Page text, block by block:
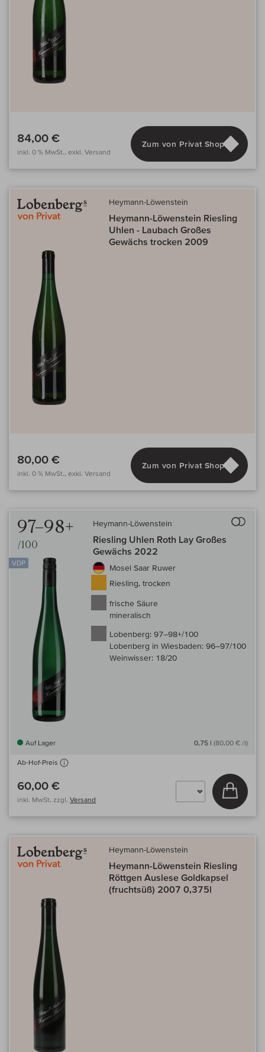
84,00 €
inkl. 0 % MwSt., exkl. Versand
Zum von Privat Shop
Heymann-Löwenstein
Heymann-Löwenstein Riesling
Uhlen - Laubach Großes
Gewächs trocken 2009
80,00 €
inkl. 0 % MwSt., exkl. Versand
Zum von Privat Shop
97–98+
/100
VDP
Heymann-Löwenstein
Riesling Uhlen Roth Lay Großes
Gewächs 2022
Mosel Saar Ruwer
Riesling, trocken
frische Säure
mineralisch
Lobenberg: 97–98+/100
Lobenberg in Wiesbaden: 96–97/100
Weinwisser: 18/20
Auf Lager 0,75 l (80,00 € /l)
Ab-Hof-Preis
60,00 €
inkl. MwSt, zzgl. Versand
In
Heymann-Löwenstein
Heymann-Löwenstein Riesling
Röttgen Auslese Goldkapsel
(fruchtsüß) 2007 0,375l